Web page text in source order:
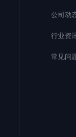
公司动
行业资
常见问